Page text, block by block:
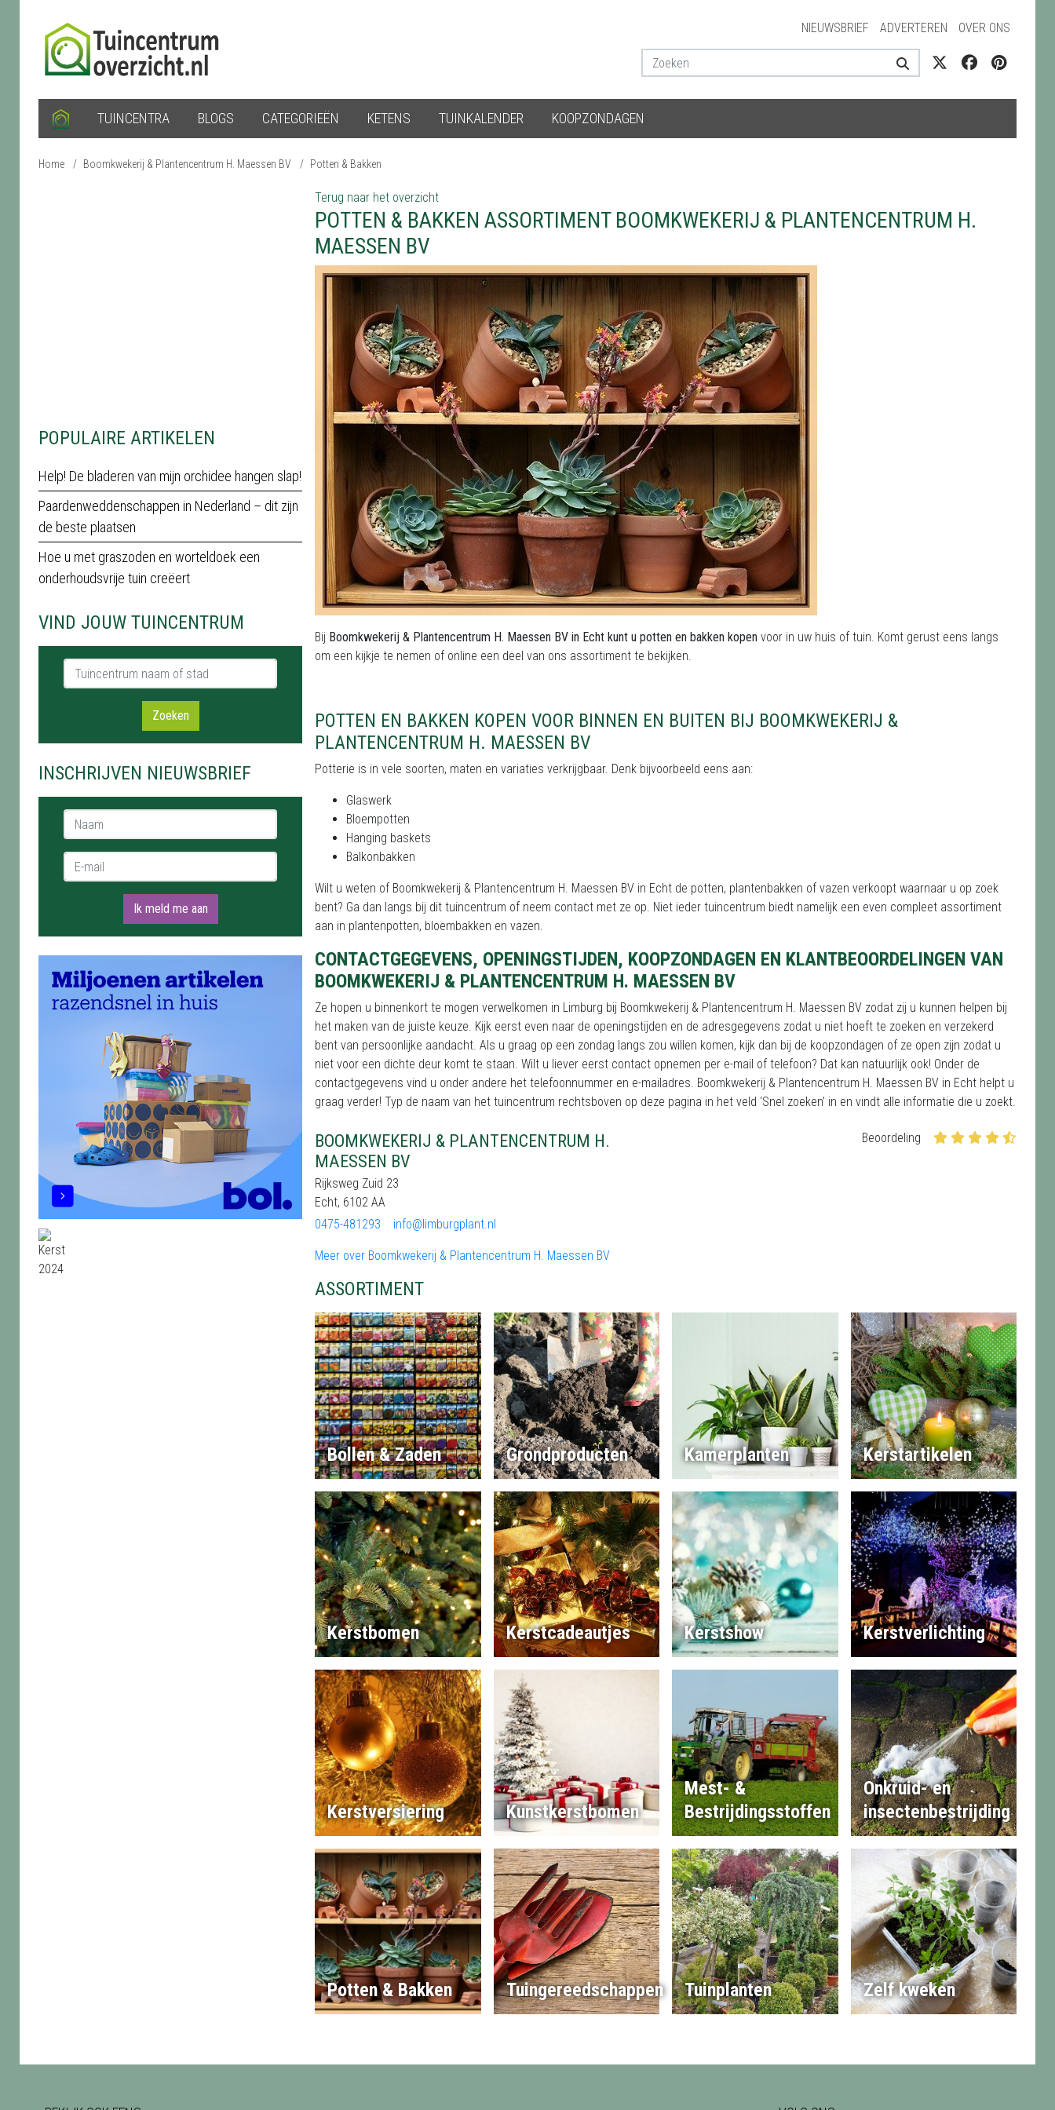
NIEUWSBRIEF ADVERTEREN OVER ONS
TUINCENTRA BLOGS CATEGORIEËN KETENS TUINKALENDER KOOPZONDAGEN
Home / Boomkwekerij & Plantencentrum H. Maessen BV / Potten & Bakken
POPULAIRE ARTIKELEN
Help! De bladeren van mijn orchidee hangen slap!
Paardenweddenschappen in Nederland – dit zijn
de beste plaatsen
Hoe u met graszoden en worteldoek een
onderhoudsvrije tuin creëert
VIND JOUW TUINCENTRUM
Tuincentrum naam of stad
Zoeken
INSCHRIJVEN NIEUWSBRIEF
Naam *
E-mail *
Ik meld me aan
Terug naar het overzicht
POTTEN & BAKKEN ASSORTIMENT BOOMKWEKERIJ & PLANTENCENTRUM H.
MAESSEN BV
Bij Boomkwekerij & Plantencentrum H. Maessen BV in Echt kunt u potten en bakken kopen voor in uw huis of tuin. Komt gerust eens langs
om een kijkje te nemen of online een deel van ons assortiment te bekijken.
POTTEN EN BAKKEN KOPEN VOOR BINNEN EN BUITEN BIJ BOOMKWEKERIJ &
PLANTENCENTRUM H. MAESSEN BV
Potterie is in vele soorten, maten en variaties verkrijgbaar. Denk bijvoorbeeld eens aan:
Glaswerk
Bloempotten
Hanging baskets
Balkonbakken
Wilt u weten of Boomkwekerij & Plantencentrum H. Maessen BV in Echt de potten, plantenbakken of vazen verkoopt waarnaar u op zoek
bent? Ga dan langs bij dit tuincentrum of neem contact met ze op. Niet ieder tuincentrum biedt namelijk een even compleet assortiment
aan in plantenpotten, bloembakken en vazen.
CONTACTGEGEVENS, OPENINGSTIJDEN, KOOPZONDAGEN EN KLANTBEOORDELINGEN VAN
BOOMKWEKERIJ & PLANTENCENTRUM H. MAESSEN BV
Ze hopen u binnenkort te mogen verwelkomen in Limburg bij Boomkwekerij & Plantencentrum H. Maessen BV zodat zij u kunnen helpen bij
het maken van de juiste keuze. Kijk eerst even naar de openingstijden en de adresgegevens zodat u niet hoeft te zoeken en verzekerd
bent van persoonlijke aandacht. Als u graag op een zondag langs zou willen komen, kijk dan bij de koopzondagen of ze open zijn zodat u
niet voor een dichte deur komt te staan. Wilt u liever eerst contact opnemen per e-mail of telefoon? Dat kan natuurlijk ook! Onder de
contactgegevens vind u onder andere het telefoonnummer en e-mailadres. Boomkwekerij & Plantencentrum H. Maessen BV in Echt helpt u
graag verder! Typ de naam van het tuincentrum rechtsboven op deze pagina in het veld ‘Snel zoeken’ in en vindt alle informatie die u zoekt.
BOOMKWEKERIJ & PLANTENCENTRUM H.
MAESSEN BV
Rijksweg Zuid 23
Echt, 6102 AA
0475-481293
info@limburgplant.nl
Beoordeling
Meer over Boomkwekerij & Plantencentrum H. Maessen BV
ASSORTIMENT
Bollen & Zaden Grondproducten Kamerplanten Kerstartikelen
Kerstbomen Kerstcadeautjes Kerstshow Kerstverlichting
Kerstversiering Kunstkerstbomen
Mest- &
Bestrijdingsstoffen
Onkruid- en
insectenbestrijding
Potten & Bakken Tuingereedschappen Tuinplanten Zelf kweken